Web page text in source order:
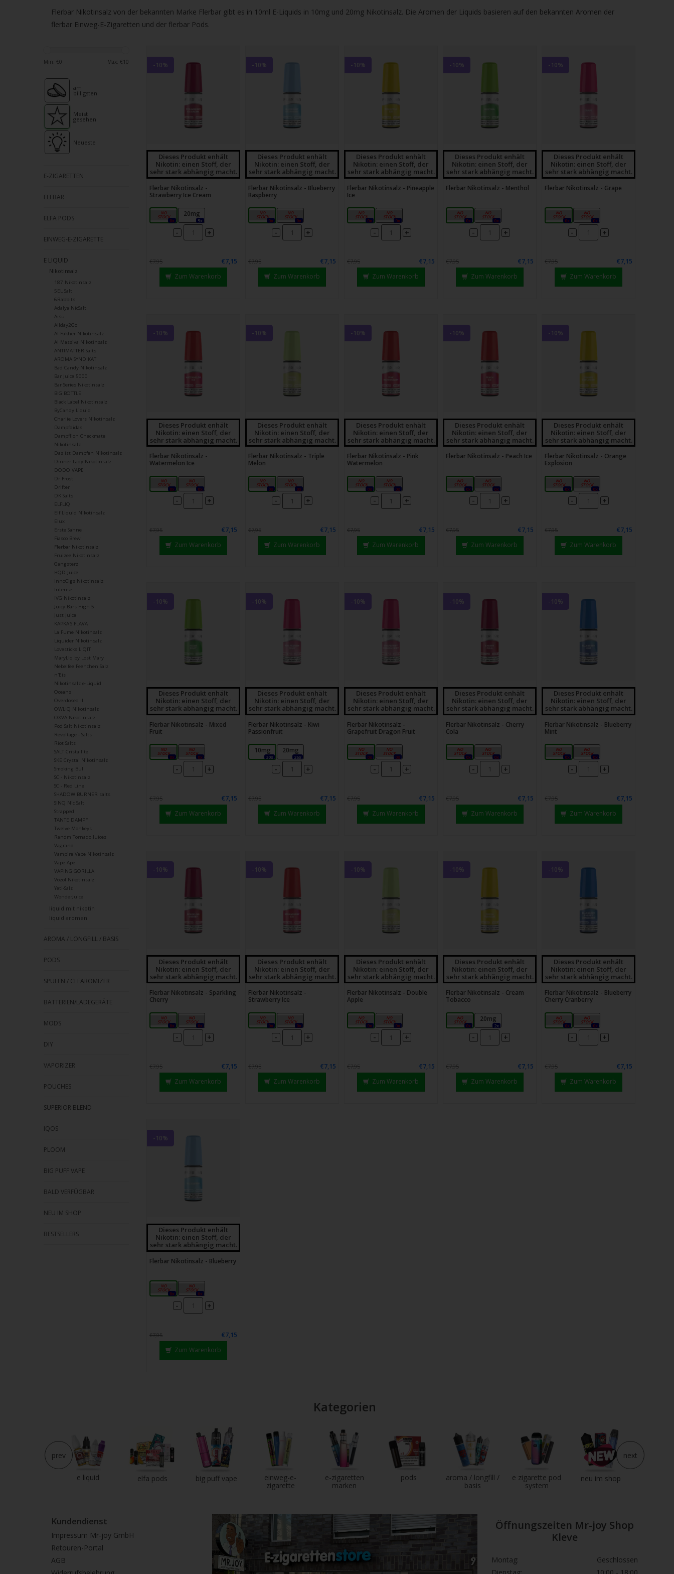
Ergebnis
auszuwählen.
Benutzer
von
Touchgeräten
können
Streichgesten
verwenden.
Flerbar Nikotinsalz von der bekannten Marke Flerbar gibt es in 10ml E-Liquids in 10mg und 20mg Nikotinsalz. Die Aromen der Liquids basieren auf den bekannten Aromen der
flerbar Einweg-E-Zigaretten und der flerbar Pods.
Min: €0 Max: € 10
am
billigsten
Meist
gesehen
Neueste
E-ZIGARETTEN
ELFBAR
ELFA PODS
EINWEG-E-ZIGARETTE
E LIQUID
Nikotinsalz
187 Nikotinsalz
5EL Salt
6Rabbits
Adalya NicSalt
Aisu
Allday2Go
Al Fakher Nikotinsalz
Al Massiva Nikotinsalz
ANTIMATTER Salts
AROMA SYNDIKAT
Bad Candy Nikotinsalz
Bar Juice 5000
Bar Series Nikotinsalz
BIG BOTTLE
Black Label Nikotinsalz
ByCandy Liquid
Charlie Lovers Nikotinsalz
Dampfdidas
Dampflion Checkmate
Nikotinsalz
Das ist Dampfen Nikotinsalz
Dinner Lady Nikotinsalz
DODO VAPE
Dr Frost
Drifter
DK Salts
ELFLIQ
Elf Liquid Nikotinsalz
Elux
Erste Sahne
Fiasco Brew
Flerbar Nikotinsalz
Fruizee Nikotinsalz
Gangsterz
HQD Juice
InnoCigs Nikotinsalz
Intense
IVG Nikotinsalz
Juicy Bars High 5
Just Juice
KAPKA'S FLAVA
La Fume Nikotinsalz
Liquider Nikotinsalz
Lovesticks LIQIT
MaryLiq by Lost Mary
Nebelfee Feenchen Salz
n'Eis
Nikotinsalz e-Liquid
Oceans
Overdosed II
OWLIQ Nikotinsalz
OXVA Nikotinsalz
Pod Salt Nikotinsalz
Revoltage - Salts
Riot Salts
SALT Cristallite
SKE Crystal Nikotinsalz
Smoking Bull
SC - Nikotinsalz
SC - Red Line
SHADOW BURNER salts
SINQ Nic Salt
Strapped
TANTE DAMPF
Twelve Monkeys
Randm Tornado Juices
Vagrand
Vampire Vape Nikotinsalz
Vape Ape
VAPING GORILLA
Vozol Nikotinsalz
Yeti-Salz
WonderJuice
liquid mit nikotin
liquid aromen
AROMA / LONGFILL / BASIS
PODS
SPULEN / CLEAROMIZER
BATTERIEN/LADEGERÄTE
MODS
DIY
VAPORIZER
POUCHES
SUPERIOR BLEND
IQOS
PLOOM
BIG PUFF VAPE
BALD VERFÜGBAR
NEU IM SHOP
BESTSELLERS
-10%
Dieses Produkt enhält
Nikotin: einen Stoff, der
sehr stark abhängig macht.
Flerbar Nikotinsalz -
Strawberry Ice Cream
10mg
0x
20mg
5x
- +
€7,95
€7,15
Zum Warenkorb
-10%
Dieses Produkt enhält
Nikotin: einen Stoff, der
sehr stark abhängig macht.
Flerbar Nikotinsalz - Blueberry
Raspberry
10mg
0x
20mg
0x
- +
€7,95
€7,15
Zum Warenkorb
-10%
Dieses Produkt enhält
Nikotin: einen Stoff, der
sehr stark abhängig macht.
Flerbar Nikotinsalz - Pineapple
Ice
10mg
0x
20mg
0x
- +
€7,95
€7,15
Zum Warenkorb
-10%
Dieses Produkt enhält
Nikotin: einen Stoff, der
sehr stark abhängig macht.
Flerbar Nikotinsalz - Menthol
10mg
0x
20mg
0x
- +
€7,95
€7,15
Zum Warenkorb
-10%
Dieses Produkt enhält
Nikotin: einen Stoff, der
sehr stark abhängig macht.
Flerbar Nikotinsalz - Grape
10mg
0x
20mg
0x
- +
€7,95
€7,15
Zum Warenkorb
-10%
Dieses Produkt enhält
Nikotin: einen Stoff, der
sehr stark abhängig macht.
Flerbar Nikotinsalz -
Watermelon Ice
10mg
0x
20mg
0x
- +
€7,95
€7,15
Zum Warenkorb
-10%
Dieses Produkt enhält
Nikotin: einen Stoff, der
sehr stark abhängig macht.
Flerbar Nikotinsalz - Triple
Melon
10mg
0x
20mg
0x
- +
€7,95
€7,15
Zum Warenkorb
-10%
Dieses Produkt enhält
Nikotin: einen Stoff, der
sehr stark abhängig macht.
Flerbar Nikotinsalz - Pink
Watermelon
10mg
0x
20mg
0x
- +
€7,95
€7,15
Zum Warenkorb
-10%
Dieses Produkt enhält
Nikotin: einen Stoff, der
sehr stark abhängig macht.
Flerbar Nikotinsalz - Peach Ice
10mg
0x
20mg
0x
- +
€7,95
€7,15
Zum Warenkorb
-10%
Dieses Produkt enhält
Nikotin: einen Stoff, der
sehr stark abhängig macht.
Flerbar Nikotinsalz - Orange
Explosion
10mg
0x
20mg
0x
- +
€7,95
€7,15
Zum Warenkorb
-10%
Dieses Produkt enhält
Nikotin: einen Stoff, der
sehr stark abhängig macht.
Flerbar Nikotinsalz - Mixed
Fruit
10mg
0x
20mg
0x
- +
€7,95
€7,15
Zum Warenkorb
-10%
Dieses Produkt enhält
Nikotin: einen Stoff, der
sehr stark abhängig macht.
Flerbar Nikotinsalz - Kiwi
Passionfruit
10mg
30x
20mg
26x
- +
€7,95
€7,15
Zum Warenkorb
-10%
Dieses Produkt enhält
Nikotin: einen Stoff, der
sehr stark abhängig macht.
Flerbar Nikotinsalz -
Grapefruit Dragon Fruit
10mg
0x
20mg
0x
- +
€7,95
€7,15
Zum Warenkorb
-10%
Dieses Produkt enhält
Nikotin: einen Stoff, der
sehr stark abhängig macht.
Flerbar Nikotinsalz - Cherry
Cola
10mg
0x
20mg
0x
- +
€7,95
€7,15
Zum Warenkorb
-10%
Dieses Produkt enhält
Nikotin: einen Stoff, der
sehr stark abhängig macht.
Flerbar Nikotinsalz - Blueberry
Mint
10mg
0x
20mg
0x
- +
€7,95
€7,15
Zum Warenkorb
-10%
Dieses Produkt enhält
Nikotin: einen Stoff, der
sehr stark abhängig macht.
Flerbar Nikotinsalz - Sparkling
Cherry
10mg
0x
20mg
0x
- +
€7,95
€7,15
Zum Warenkorb
-10%
Dieses Produkt enhält
Nikotin: einen Stoff, der
sehr stark abhängig macht.
Flerbar Nikotinsalz -
Strawberry Ice
10mg
0x
20mg
0x
- +
€7,95
€7,15
Zum Warenkorb
-10%
Dieses Produkt enhält
Nikotin: einen Stoff, der
sehr stark abhängig macht.
Flerbar Nikotinsalz - Double
Apple
10mg
0x
20mg
0x
- +
€7,95
€7,15
Zum Warenkorb
-10%
Dieses Produkt enhält
Nikotin: einen Stoff, der
sehr stark abhängig macht.
Flerbar Nikotinsalz - Cream
Tobacco
10mg
0x
20mg
2x
- +
€7,95
€7,15
Zum Warenkorb
-10%
Dieses Produkt enhält
Nikotin: einen Stoff, der
sehr stark abhängig macht.
Flerbar Nikotinsalz - Blueberry
Cherry Cranberry
10mg
0x
20mg
0x
- +
€7,95
€7,15
Zum Warenkorb
-10%
Dieses Produkt enhält
Nikotin: einen Stoff, der
sehr stark abhängig macht.
Flerbar Nikotinsalz - Blueberry
10mg
0x
20mg
0x
- +
€7,95
€7,15
Zum Warenkorb
Kategorien
e liquid elfa pods big puff vape
einweg-e-
zigarette
e-zigaretten
marken
pods
aroma / longfill /
basis
e zigarette pod
system
neu im shop
prev next
Kundendienst
Impressum Mr-joy GmbH
Retouren-Portal
AGB
Öffnungszeiten Mr-joy Shop
Kleve
Montag:
Geschlossen
Dienstag:
10:00 - 18:00